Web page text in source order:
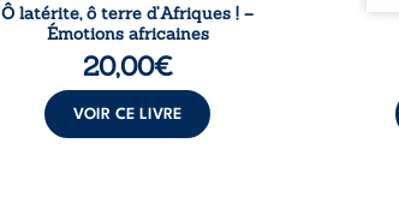
Ô latérite, ô terre d’Afriques ! –
Émotions africaines
20,00€
VOIR CE LIVRE